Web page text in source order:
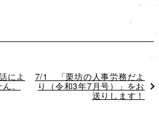
によ
。
次
の
7/1 「栗坊の人事労務だよ
り（令和3年7月号）」をお
送りします！